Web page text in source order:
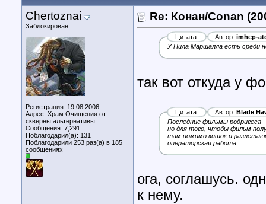
Chertoznai
Заблокирован
Регистрация: 19.08.2006
Адрес: Храм Очищения от
скверны альтернативы
Сообщения: 7,291
Поблагодарил(а): 131
Поблагодарили 253 раз(а) в 185
сообщениях
Re: Конан/Conan
Цитата: Автор: imhep-
У Нила Маршалла есть среди
так вот откуда у
Цитата: Автор: Blade
Последние фильмы родригеса
но для того, чтобы фильм
там помимо кишок и
операторская работа.
ога, соглашусь.
к нему.